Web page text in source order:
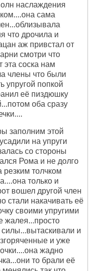
наслаждения
сама
что дрочила и
аж привстал от
смотри что
эта соска нам
члены что были
упругой попкой
её пиздюшку
оба сразу
заполним этой
на упруги
со стороны
Рома и не долго
толчком
только и
вошел другой член
стали накачивать её
своими упругими
жалея...просто
и
и уже
жадно
то брали её